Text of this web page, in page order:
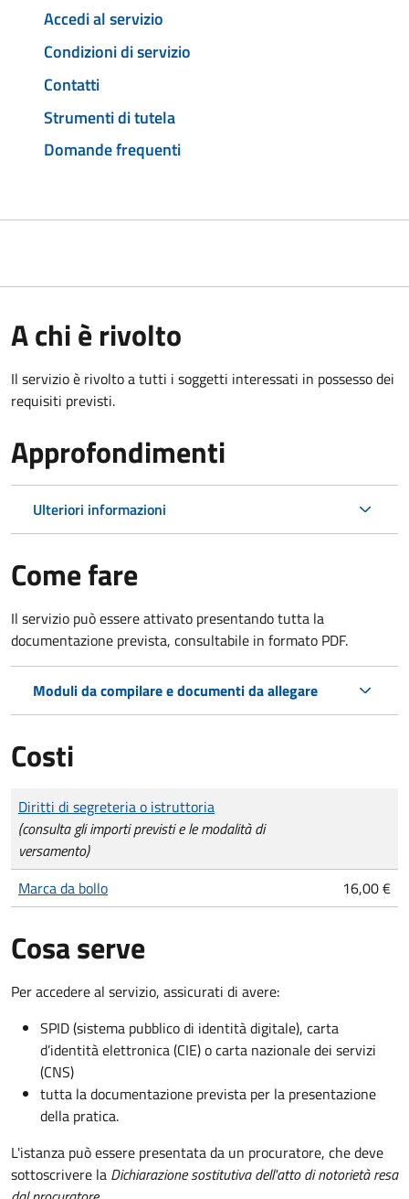
Accedi al servizio
Condizioni di servizio
Contatti
Strumenti di tutela
Domande frequenti
A chi è rivolto
Il servizio è rivolto a tutti i soggetti interessati in possesso dei
requisiti previsti.
Approfondimenti
Ulteriori informazioni
Come fare
Il servizio può essere attivato presentando tutta la
documentazione prevista, consultabile in formato PDF.
Moduli da compilare e documenti da allegare
Costi
Tipo di pagamento
Importo
Diritti di segreteria o istruttoria
(consulta gli importi previsti e le modalità di
versamento)
Marca da bollo
16,00 €
Cosa serve
Per accedere al servizio, assicurati di avere:
SPID (sistema pubblico di identità digitale), carta
d’identità elettronica (CIE) o carta nazionale dei servizi
(CNS)
tutta la documentazione prevista per la presentazione
della pratica.
L'istanza può essere presentata da un procuratore, che deve
sottoscrivere la Dichiarazione sostitutiva dell'atto di notorietà resa